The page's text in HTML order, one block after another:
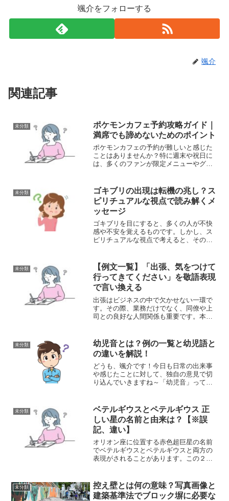
颯介をフォローする
颯介
関連記事
未分類
ポケモンカフェ予約攻略ガイド｜
満席でも諦めないためのポイント
ポケモンカフェの予約が難しいと感じた
ことはありませんか？特に週末や祝日に
は、多くのファンが限定メニューやグッ
を突破することは可能です。本記事で
は、予約を確実にするための...
未分類
ゴキブリの出現は転機の兆し？ス
ピリチュアルな視点で読み解くメ
ッセージ
ゴキブリを目にすると、多くの人が不快
感や不安を覚えるものです。しかし、ス
ピリチュアルな視点で考えると、その出
を象徴する存在とされることもありま
す。本記事では、「ゴキブリ...
未分類
【例文一覧】「出張、気をつけて
行ってきてください」を敬語表現
で言い換える
出張はビジネスの中で欠かせない一環で
す。その際、業務だけでなく、同僚や上
司との良好な人間関係も重要です。本記
重要なのかを考えていきましょう。「出
張、気を付けて行ってきて...
未分類
幼児音とは？例の一覧と幼児語と
の違いを解説！
どうも、颯介です！今日も日常の出来事
や感じたことに対して、独自の意見で切
り込んでいきますね～「幼児音」って聞
て聞く言葉だったので、どういう意味な
のかなって思って調べてみ...
未分類
ベテルギウスとペテルギウス 正
しい星の名前と由来は？【※誤
記、違い】
オリオン座に位置する赤色超巨星の名前
でベテルギウスとペテルギウスと両方の
表現がされることがあります。この２つ
ょうか。調べてみたところ、正確な表記
はベテルギウスであり、ペ...
未分類
控え壁とは何の意味？写真画像と
建築基準法でブロック塀に必要な